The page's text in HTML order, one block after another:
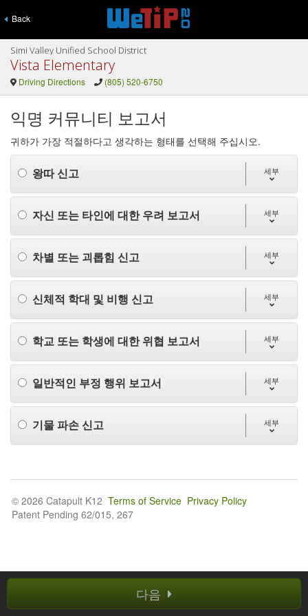
Back
Simi Valley Unified School District
Vista Elementary
Driving Directions (805) 520-6750
익명 커뮤니티 보고서
귀하가 가장 적절하다고 생각하는 형태를 선택해 주십시오.
왕따 신고 세부
자신 또는 타인에 대한 우려 보고서 세부
차별 또는 괴롭힘 신고 세부
신체적 학대 및 비행 신고 세부
학교 또는 학생에 대한 위협 보고서 세부
일반적인 부정 행위 보고서 세부
기물 파손 신고 세부
다음
© 2026 Catapult K12 Terms of Service Privacy Policy
Patent Pending 62/015, 267